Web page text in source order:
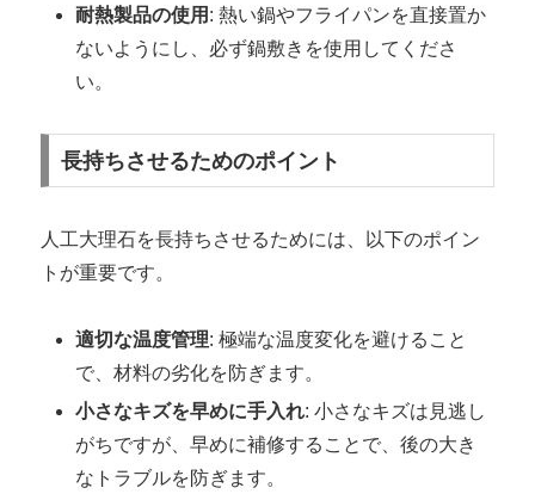
耐熱製品の使用 : 熱い鍋やフライパンを直接置か
ないようにし、必ず鍋敷きを使用してくださ
い。
長持ちさせるためのポイント
人工大理石を長持ちさせるためには、以下のポイン
トが重要です。
適切な温度管理: 極端な温度変化を避けること
で、材料の劣化を防ぎます。
小さなキズを早めに手入れ: 小さなキズは見逃し
がちですが、早めに補修することで、後の大き
なトラブルを防ぎます。